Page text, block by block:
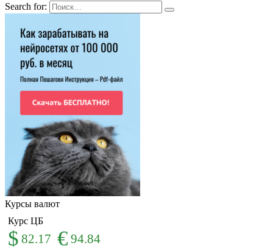
Search for:
Курсы валют
Курс ЦБ
$ 82.17 € 94.84